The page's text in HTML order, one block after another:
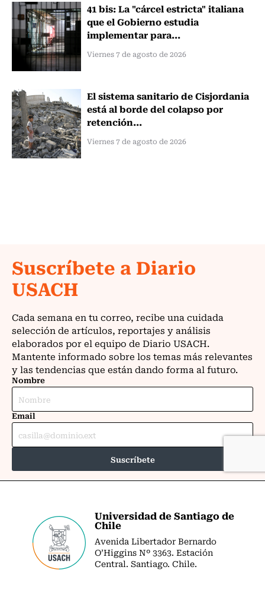
41 bis: La "cárcel estricta" italiana
que el Gobierno estudia
implementar para...
Viernes 7 de agosto de 2026
El sistema sanitario de Cisjordania
está al borde del colapso por
retención...
Viernes 7 de agosto de 2026
Universidad de Santiago de
Chile
Avenida Libertador Bernardo
O’Higgins Nº 3363. Estación
Central. Santiago. Chile.